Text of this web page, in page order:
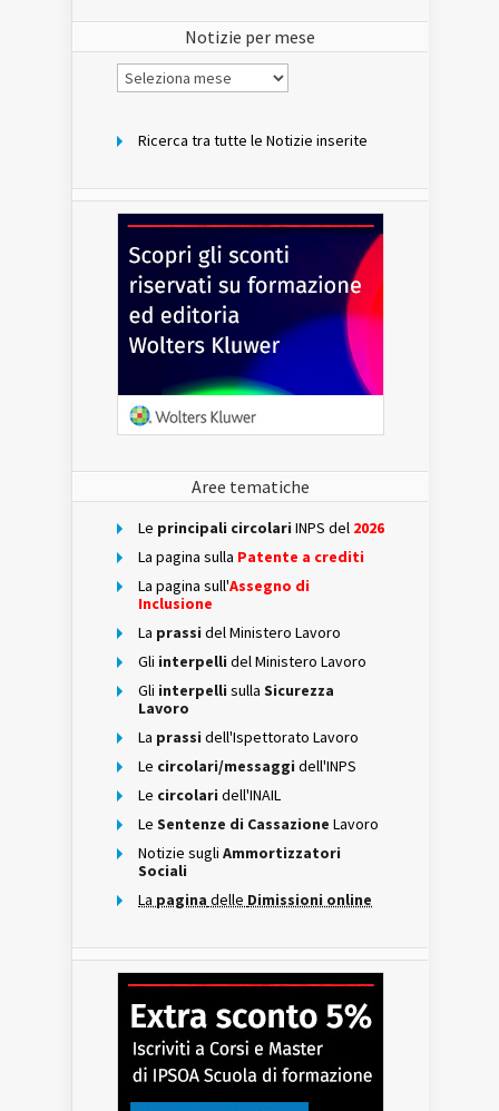
Notizie per mese
Notizie
per
Ricerca tra tutte le Notizie inserite
Aree tematiche
Le principali circolari INPS del 2026
La pagina sulla Patente a crediti
La pagina sull'Assegno di
Inclusione
La prassi del Ministero Lavoro
Gli interpelli del Ministero Lavoro
Gli interpelli sulla Sicurezza
Lavoro
La prassi dell'Ispettorato Lavoro
Le circolari/messaggi dell'INPS
Le circolari dell'INAIL
Le Sentenze di Cassazione Lavoro
Notizie sugli Ammortizzatori
Sociali
La pagina delle Dimissioni online